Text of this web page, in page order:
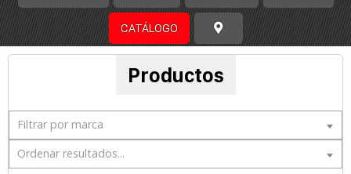
CATÁLOGO
Productos
Filtrar por marca
Ordenar resultados...